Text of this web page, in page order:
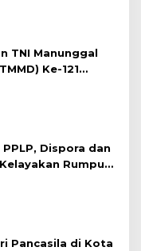
TNI Manunggal
Ke-121
2024) ?
Dispora dan
Rumput
Pancasila di Kota